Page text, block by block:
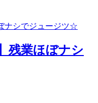
残業ほぼナシ